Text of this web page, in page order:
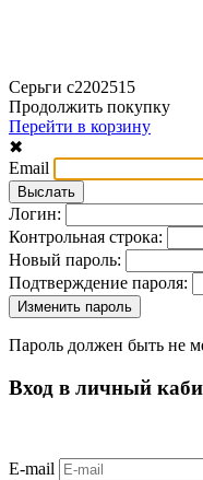
Серьги с2202515
Продолжить покупку
Перейти в корзину
✖
Email
Логин:
Контрольная строка:
Новый пароль:
Подтверждение пароля:
Пароль должен быть не
Вход в личный
E-mail